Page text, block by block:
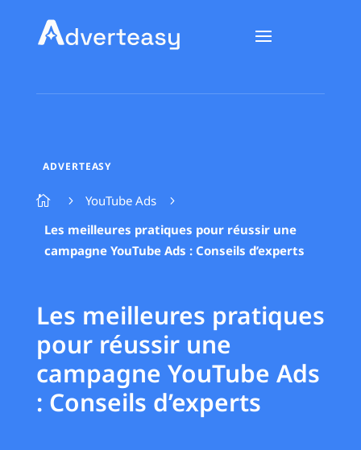
ADVERTEASY
 5 YouTube Ads 5
Les meilleures pratiques pour réussir une
campagne YouTube Ads : Conseils d’experts
Les meilleures pratiques
pour réussir une
campagne YouTube Ads
: Conseils d’experts